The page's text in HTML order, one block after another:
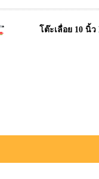
โต๊ะเลื่อย 10 นิ้ว